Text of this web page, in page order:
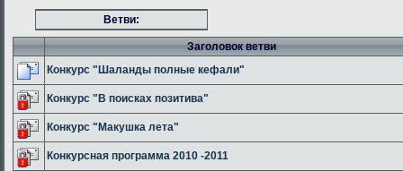
Ветви:
Заголовок ветви
Конкурс "Шаланды полные кефали"
Конкурс "В поисках позитива"
Конкурс "Макушка лета"
Конкурсная программа 2010 -2011